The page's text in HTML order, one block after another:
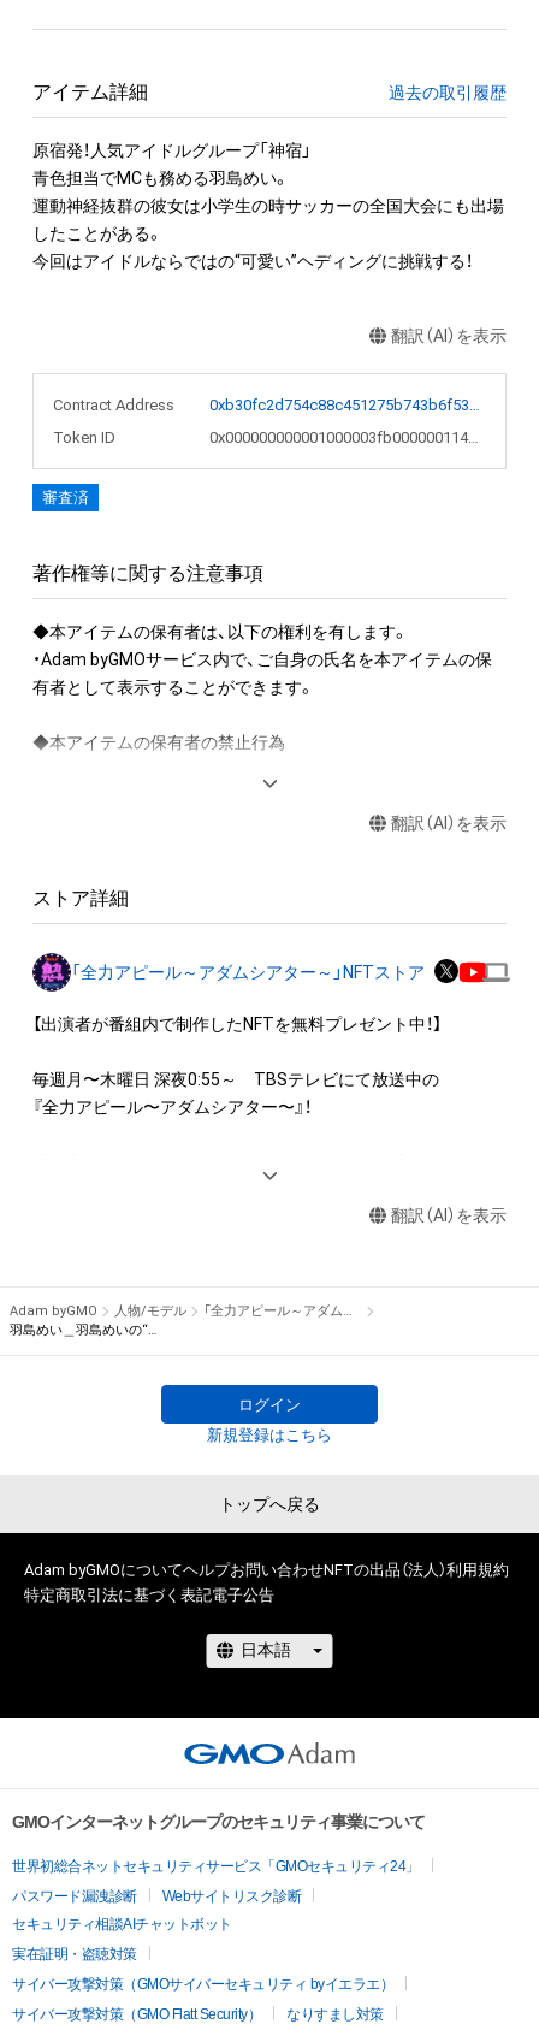
アイテム詳細 過去の取引履歴
原宿発！人気アイドルグループ「神宿」
青色担当でMCも務める羽島めい。
運動神経抜群の彼女は小学生の時サッカーの全国大会にも出場
したことがある。
今回はアイドルならではの“可愛い”ヘディングに挑戦する！
翻訳（AI）を表示
Contract Address
0xb30fc2d754c88c451275b743b6f530f19f643683
Token ID
0x000000000001000003fb0000001146a6
審査済
著作権等に関する注意事項
◆本アイテムの保有者は、以下の権利を有します。
・Adam byGMOサービス内で、ご自身の氏名を本アイテムの保
有者として表示することができます。
◆本アイテムの保有者の禁止行為
◆本アイテムに関する注意事項
ロゴ等を含みますがこれらに限られません。)にかかる知的財産
権(著作権、特許権、実用新案権、商標権、意匠権その他の知的財
産権(それらの権利を取得し、又はそれらの権利につき登録等を
作権を有する方、著作隣接権の権利者またはその管理委託を受
けている者によって保護されています。そのため、本アイテム
・本アイテムの著作権を有する方、著作隣接権の権利者またはそ
の管理委託を受けている者からの事前の同意なしに、上記の「本
せん。)を行うことはできません。
であると判断した場合、利用をお断りさせていただきます。
・本アイテムの購入、売却および利用に関して、購入者、売却者、
方、著作隣接権の権利者またはその管理委託を受けている者は、
翻訳（AI）を表示
ストア詳細
「全力アピール～アダムシアター～」NFTストア
【出演者が番組内で制作したNFTを無料プレゼント中！】
毎週月〜木曜日 深夜0:55～　TBSテレビにて放送中の
『全力アピール〜アダムシアター〜』！
パフォーマンスや特技を、魂を込めて全力アピール！
※本ストア内で出品されるNFTは、Adam byGMOの認定代理店
株式会社MediBangを介して出品手続きをしており、
TBSテレビおよび番組は、NFTの出品に関わる手続き・権利には
翻訳（AI）を表示
Adam byGMO 人物/モデル
「全力アピール～アダムシアター～」NFTストア
羽島めい＿羽島めいの“可愛い”ヘディング！
ログイン
新規登録はこちら
トップへ戻る
Adam byGMOについてヘルプお問い合わせNFTの出品（法人）利用規約
特定商取引法に基づく表記電子公告
GMOインターネットグループのセキュリティ事業について
世界初総合ネットセキュリティサービス「GMOセキュリティ24」
パスワード漏洩診断
Webサイトリスク診断
セキュリティ相談AIチャットボット
実在証明・盗聴対策
サイバー攻撃対策（GMOサイバーセキュリティ byイエラエ）
サイバー攻撃対策（GMO Flatt Security）
なりすまし対策